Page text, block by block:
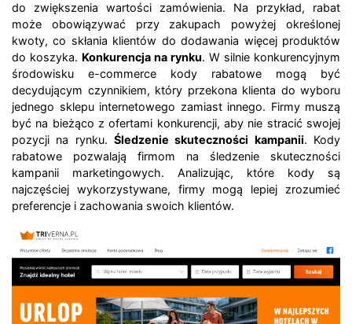
do zwiększenia wartości zamówienia. Na przykład, rabat
może obowiązywać przy zakupach powyżej określonej
kwoty, co skłania klientów do dodawania więcej produktów
do koszyka. Konkurencja na rynku. W silnie konkurencyjnym
środowisku e-commerce kody rabatowe mogą być
decydującym czynnikiem, który przekona klienta do wyboru
jednego sklepu internetowego zamiast innego. Firmy muszą
być na bieżąco z ofertami konkurencji, aby nie stracić swojej
pozycji na rynku. Śledzenie skuteczności kampanii. Kody
rabatowe pozwalają firmom na śledzenie skuteczności
kampanii marketingowych. Analizując, które kody są
najczęściej wykorzystywane, firmy mogą lepiej zrozumieć
preferencje i zachowania swoich klientów.